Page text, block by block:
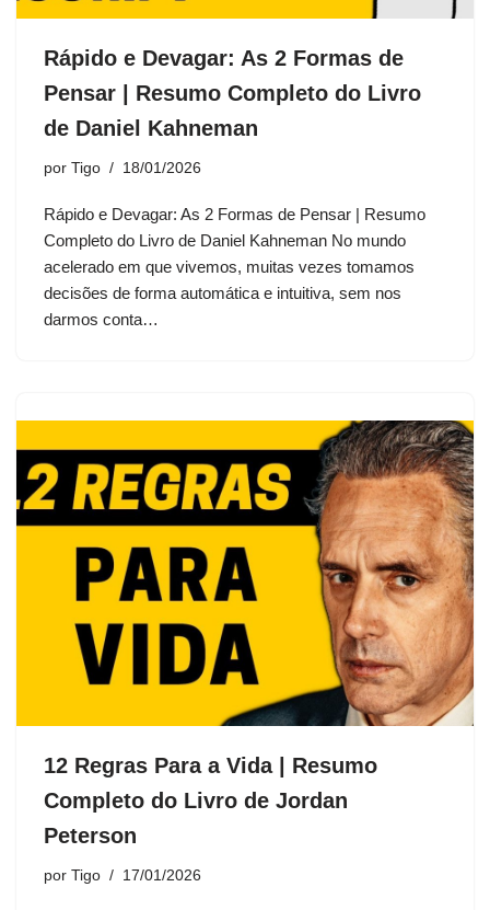
Rápido e Devagar: As 2 Formas de
Pensar | Resumo Completo do Livro
de Daniel Kahneman
por Tigo 18/01/2026
Rápido e Devagar: As 2 Formas de Pensar | Resumo
Completo do Livro de Daniel Kahneman No mundo
acelerado em que vivemos, muitas vezes tomamos
decisões de forma automática e intuitiva, sem nos
darmos conta…
12 Regras Para a Vida | Resumo
Completo do Livro de Jordan
Peterson
por Tigo 17/01/2026